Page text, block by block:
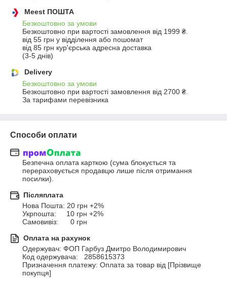
Meest ПОШТА
Безкоштовно за умови
Безкоштовно при вартості замовлення від 1999 ₴.
від 55 грн у відділення або пошомат
від 85 грн кур'єрська адресна доставка
(3-5 днів)
Delivery
Безкоштовно за умови
Безкоштовно при вартості замовлення від 2700 ₴.
За тарифами перевізника
Способи оплати
Безпечна оплата карткою (сума блокується та
перераховується продавцю лише після отримання
посилки).
Післяплата
Нова Пошта: 20 грн +2%
Укрпошта:     10 грн +2%
Самовивіз:      0 грн
Оплата на рахунок
Одержувач: ФОП Гарбуз Дмитро Володимирович
Код одержувача:   2858615373
Призначення платежу: Оплата за товар від [Прізвище
покупця]